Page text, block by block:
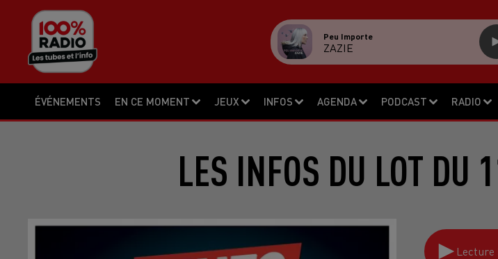
ÉVÉNEMENTS EN CE MOMENT JEUX INFOS AGENDA PODCAST RADIO
Peu Importe
ZAZIE
LES INFOS DU LOT
Lecture